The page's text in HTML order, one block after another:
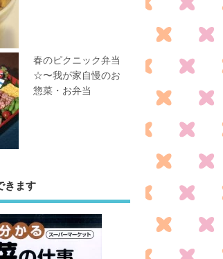
春のピクニック弁当
☆〜我が家自慢のお
惣菜・お弁当
きます